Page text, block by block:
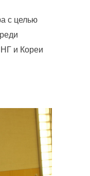
с целью
и Кореи